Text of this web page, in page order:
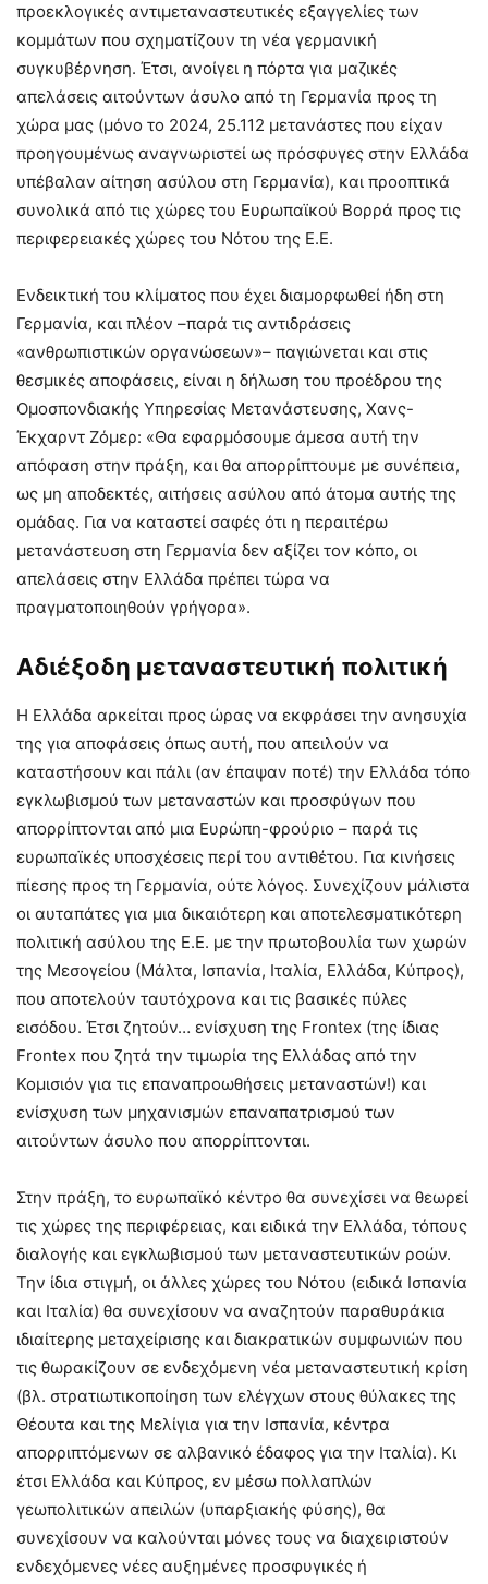
προεκλογικές αντιμεταναστευτικές εξαγγελίες των
κομμάτων που σχηματίζουν τη νέα γερμανική
συγκυβέρνηση. Έτσι, ανοίγει η πόρτα για μαζικές
απελάσεις αιτούντων άσυλο από τη Γερμανία προς τη
χώρα μας (μόνο το 2024, 25.112 μετανάστες που είχαν
προηγουμένως αναγνωριστεί ως πρόσφυγες στην Ελλάδα
υπέβαλαν αίτηση ασύλου στη Γερμανία), και προοπτικά
συνολικά από τις χώρες του Ευρωπαϊκού Βορρά προς τις
περιφερειακές χώρες του Νότου της Ε.Ε.
Ενδεικτική του κλίματος που έχει διαμορφωθεί ήδη στη
Γερμανία, και πλέον –παρά τις αντιδράσεις
«ανθρωπιστικών οργανώσεων»– παγιώνεται και στις
θεσμικές αποφάσεις, είναι η δήλωση του προέδρου της
Ομοσπονδιακής Υπηρεσίας Μετανάστευσης, Χανς-
Έκχαρντ Ζόμερ: «Θα εφαρμόσουμε άμεσα αυτή την
απόφαση στην πράξη, και θα απορρίπτουμε με συνέπεια,
ως μη αποδεκτές, αιτήσεις ασύλου από άτομα αυτής της
ομάδας. Για να καταστεί σαφές ότι η περαιτέρω
μετανάστευση στη Γερμανία δεν αξίζει τον κόπο, οι
απελάσεις στην Ελλάδα πρέπει τώρα να
πραγματοποιηθούν γρήγορα».
Αδιέξοδη μεταναστευτική πολιτική
Η Ελλάδα αρκείται προς ώρας να εκφράσει την ανησυχία
της για αποφάσεις όπως αυτή, που απειλούν να
καταστήσουν και πάλι (αν έπαψαν ποτέ) την Ελλάδα τόπο
εγκλωβισμού των μεταναστών και προσφύγων που
απορρίπτονται από μια Ευρώπη-φρούριο – παρά τις
ευρωπαϊκές υποσχέσεις περί του αντιθέτου. Για κινήσεις
πίεσης προς τη Γερμανία, ούτε λόγος. Συνεχίζουν μάλιστα
οι αυταπάτες για μια δικαιότερη και αποτελεσματικότερη
πολιτική ασύλου της Ε.Ε. με την πρωτοβουλία των χωρών
της Μεσογείου (Μάλτα, Ισπανία, Ιταλία, Ελλάδα, Κύπρος),
που αποτελούν ταυτόχρονα και τις βασικές πύλες
εισόδου. Έτσι ζητούν… ενίσχυση της Frontex (της ίδιας
Frontex που ζητά την τιμωρία της Ελλάδας από την
Κομισιόν για τις επαναπροωθήσεις μεταναστών!) και
ενίσχυση των μηχανισμών επαναπατρισμού των
αιτούντων άσυλο που απορρίπτονται.
Στην πράξη, το ευρωπαϊκό κέντρο θα συνεχίσει να θεωρεί
τις χώρες της περιφέρειας, και ειδικά την Ελλάδα, τόπους
διαλογής και εγκλωβισμού των μεταναστευτικών ροών.
Την ίδια στιγμή, οι άλλες χώρες του Νότου (ειδικά Ισπανία
και Ιταλία) θα συνεχίσουν να αναζητούν παραθυράκια
ιδιαίτερης μεταχείρισης και διακρατικών συμφωνιών που
τις θωρακίζουν σε ενδεχόμενη νέα μεταναστευτική κρίση
(βλ. στρατιωτικοποίηση των ελέγχων στους θύλακες της
Θέουτα και της Μελίγια για την Ισπανία, κέντρα
απορριπτόμενων σε αλβανικό έδαφος για την Ιταλία). Κι
έτσι Ελλάδα και Κύπρος, εν μέσω πολλαπλών
γεωπολιτικών απειλών (υπαρξιακής φύσης), θα
συνεχίσουν να καλούνται μόνες τους να διαχειριστούν
ενδεχόμενες νέες αυξημένες προσφυγικές ή